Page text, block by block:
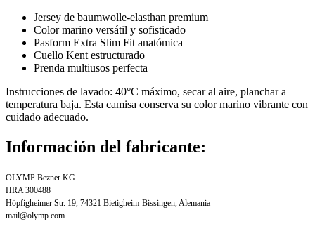
Jersey de baumwolle-elasthan premium
Color marino versátil y sofisticado
Pasform Extra Slim Fit anatómica
Cuello Kent estructurado
Prenda multiusos perfecta
Instrucciones de lavado: 40°C máximo, secar al aire, planchar a
temperatura baja. Esta camisa conserva su color marino vibrante con
cuidado adecuado.
Información del fabricante:
OLYMP Bezner KG
HRA 300488
Höpfigheimer Str. 19, 74321 Bietigheim-Bissingen, Alemania
mail@olymp.com